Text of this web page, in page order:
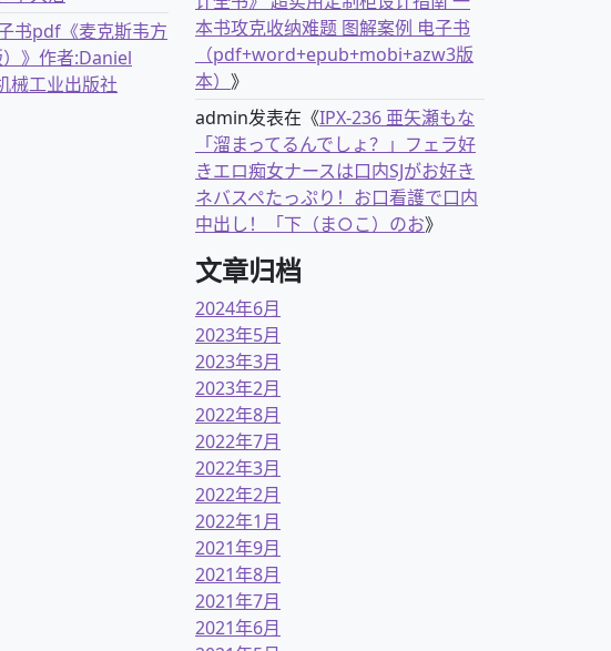
书pdf《麦克斯韦方
》作者:Daniel
械工业出版社
本书攻克收纳难题 图解案例 电子书
（pdf+word+epub+mobi+azw3版
本） 》
admin发表在《IPX-236 亜矢瀬もな
「溜まってるんでしょ？」フェラ好
きエロ痴女ナースは口内SJがお好き
ネバスペたっぷり！お口看護で口内
中出し！「下（ま○こ）のお》
文章归档
2024年6月
2023年5月
2023年3月
2023年2月
2022年8月
2022年7月
2022年3月
2022年2月
2022年1月
2021年9月
2021年8月
2021年7月
2021年6月